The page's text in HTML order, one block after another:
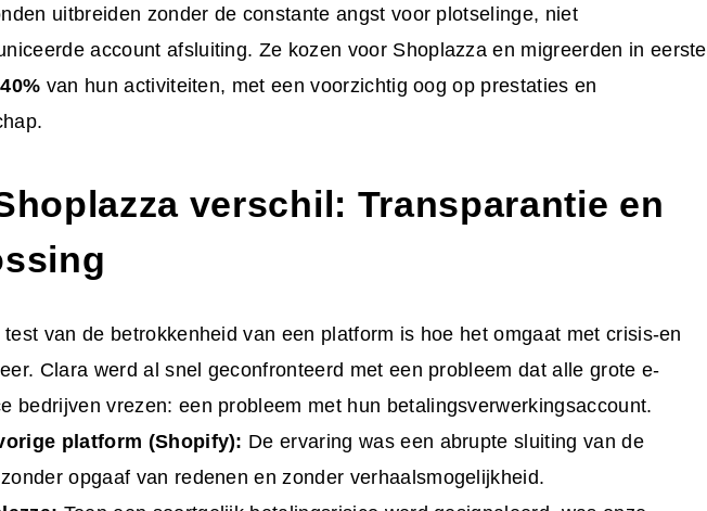
uitbreiden zonder de constante angst voor plotselinge, niet
account afsluiting. Ze kozen voor Shoplazza en migreerden in eerste
40% van hun activiteiten, met een voorzichtig oog op prestaties en
verschil: Transparantie en
test van de betrokkenheid van een platform is hoe het omgaat met crisis-en
Clara werd al snel geconfronteerd met een probleem dat alle grote e-
bedrijven vrezen: een probleem met hun betalingsverwerkingsaccount.
platform (Shopify): De ervaring was een abrupte sluiting van de
opgaaf van redenen en zonder verhaalsmogelijkheid.